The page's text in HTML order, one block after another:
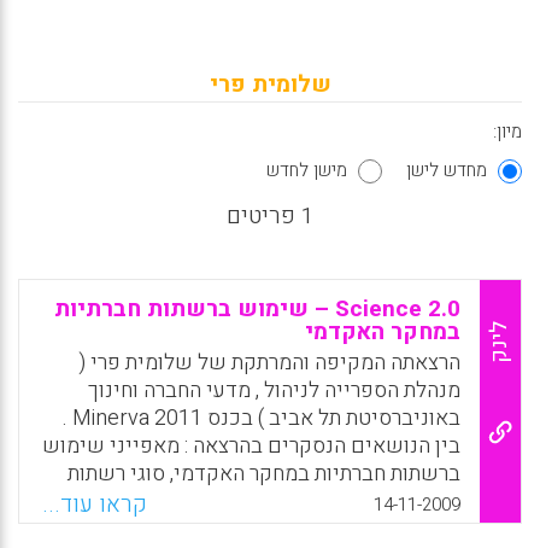
שלומית פרי
מיון:
מחדש לישן
מישן לחדש
1 פריטים
לינק
Science 2.0 – שימוש ברשתות חברתיות
במחקר האקדמי
הרצאתה המקיפה והמרתקת של שלומית פרי (
מנהלת הספרייה לניהול , מדעי החברה וחינוך
באוניברסיטת תל אביב ) בכנס Minerva 2011 .
בין הנושאים הנסקרים בהרצאה : מאפייני שימוש
ברשתות חברתיות במחקר האקדמי, סוגי רשתות
חברתיות מדעיות, שיתוף מחקרי ורשתות חברתיות
שיתופיות בתחומי המדע , מאפייני שיתוף
14-11-2009 קראו עוד...